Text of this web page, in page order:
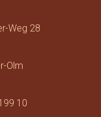
Weg 28
Olm
10